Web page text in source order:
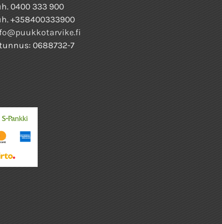
0400 333 900
+358400333900
0688732-7